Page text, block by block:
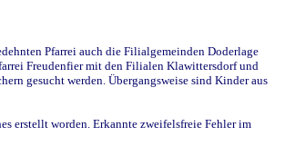
Pfarrei auch die Filialgemeinden Doderlage
Freudenfier mit den Filialen Klawittersdorf und
gesucht werden. Übergangsweise sind Kinder aus
erstellt worden. Erkannte zweifelsfreie Fehler im